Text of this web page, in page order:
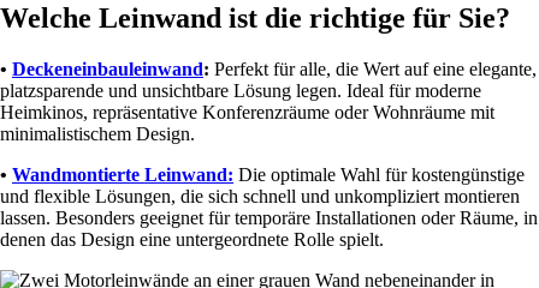
Welche Leinwand ist die richtige für Sie?
• Deckeneinbauleinwand: Perfekt für alle, die Wert auf eine elegante,
platzsparende und unsichtbare Lösung legen. Ideal für moderne
Heimkinos, repräsentative Konferenzräume oder Wohnräume mit
minimalistischem Design.
• Wandmontierte Leinwand: Die optimale Wahl für kostengünstige
und flexible Lösungen, die sich schnell und unkompliziert montieren
lassen. Besonders geeignet für temporäre Installationen oder Räume, in
denen das Design eine untergeordnete Rolle spielt.